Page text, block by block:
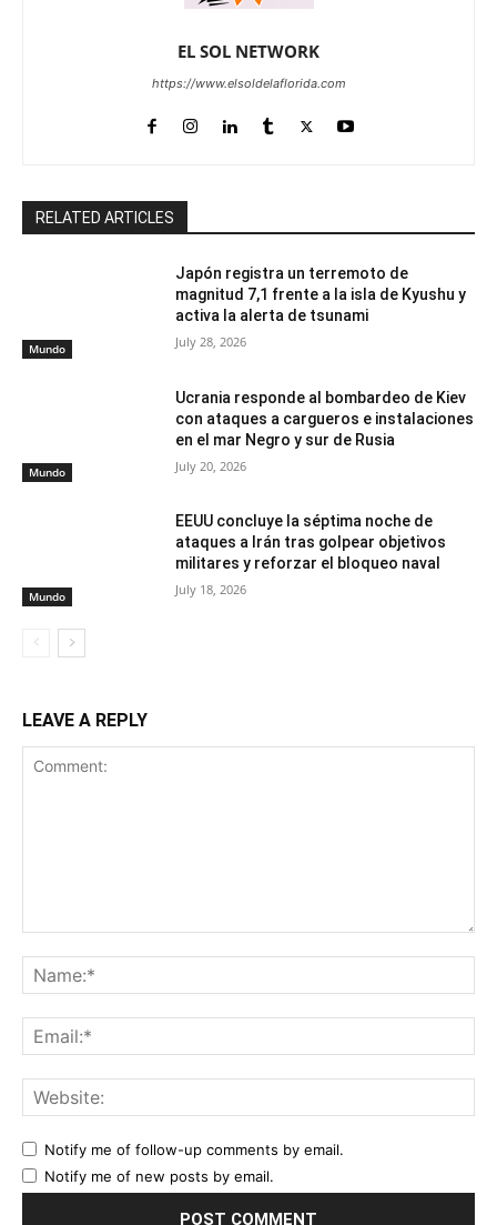
EL SOL NETWORK
https://www.elsoldelaflorida.com
RELATED ARTICLES
Mundo
Japón registra un terremoto de
magnitud 7,1 frente a la isla de Kyushu y
activa la alerta de tsunami
July 28, 2026
Mundo
Ucrania responde al bombardeo de Kiev
con ataques a cargueros e instalaciones
en el mar Negro y sur de Rusia
July 20, 2026
Mundo
EEUU concluye la séptima noche de
ataques a Irán tras golpear objetivos
militares y reforzar el bloqueo naval
July 18, 2026
LEAVE A REPLY
Notify me of follow-up comments by email.
Notify me of new posts by email.